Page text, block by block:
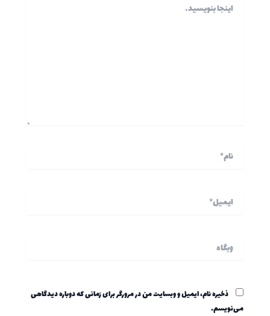
بنویسید…
ایمیل*
ذخیره نام، ایمیل و وبسایت من در مرورگر برای زمانی که دوباره دیدگاهی
می‌نویسم.